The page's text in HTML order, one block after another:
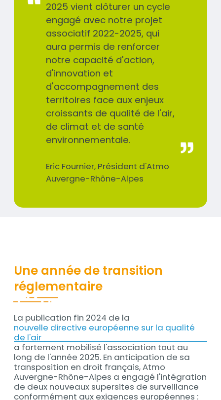
Texte
2025 vient clôturer un cycle
engagé avec notre projet
associatif 2022-2025, qui
aura permis de renforcer
notre capacité d'action,
d'innovation et
d'accompagnement des
territoires face aux enjeux
croissants de qualité de l'air,
de climat et de santé
environnementale.
Nom
/
Eric Fournier, Président d'Atmo
Auvergne-Rhône-Alpes
Une année de transition
réglementaire
Contenu
La publication fin 2024 de la
nouvelle directive européenne sur la qualité
de l'air
a fortement mobilisé l'association tout au
long de l'année 2025. En anticipation de sa
transposition en droit français, Atmo
Auvergne-Rhône-Alpes a engagé l'intégration
de deux nouveaux supersites de surveillance
conformément aux exigences européennes :